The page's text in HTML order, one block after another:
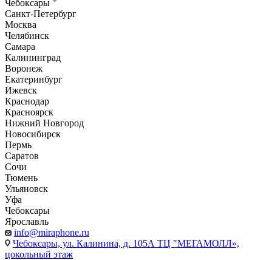
Чебоксары
Санкт-Петербург
Москва
Челябинск
Самара
Калининград
Воронеж
Екатеринбург
Ижевск
Краснодар
Красноярск
Нижний Новгород
Новосибирск
Пермь
Саратов
Сочи
Тюмень
Ульяновск
Уфа
Чебоксары
Ярославль
info@miraphone.ru
Чебоксары, ул. Калинина, д. 105А ТЦ "МЕГАМОЛЛ»,
цокольный этаж